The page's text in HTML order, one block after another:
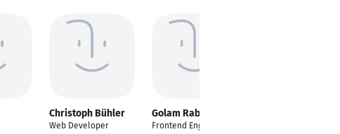
Christoph Bühler
Web Developer
Golam Rabbani
Frontend Engineer